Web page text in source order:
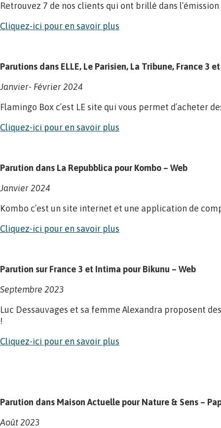
Retrouvez 7 de nos clients qui ont brillé dans
Cliquez-ici pour en savoir plus
Parutions dans ELLE, Le Parisien, La Tribune, France 3
Janvier- Février 2024
Flamingo Box c’est LE site qui vous permet d’acheter
Cliquez-ici pour en savoir plus
Parution dans La Repubblica pour Kombo – Web
Janvier 2024
Kombo c’est un site internet et une application de
Cliquez-ici pour en savoir plus
Parution sur France 3 et Intima pour Bikunu – Web
Septembre 2023
Luc Dessauvages et sa femme Alexandra proposent
!
Cliquez-ici pour en savoir plus
Parution dans Maison Actuelle pour Nature & Sens –
Août 2023